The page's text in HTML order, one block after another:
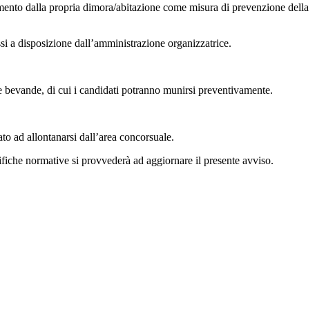
dalla propria dimora/abitazione come misura di prevenzione della
a disposizione dall’amministrazione organizzatrice.
di cui i candidati potranno munirsi preventivamente.
ad allontanarsi dall’area concorsuale.
normative si provvederà ad aggiornare il presente avviso.